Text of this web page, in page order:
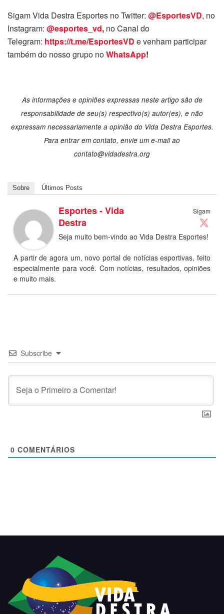
Sigam Vida Destra Esportes no Twitter: @EsportesVD, no
Instagram: @esportes_vd, no Canal do
Telegram: https://t.me/EsportesVD e venham participar
também do nosso grupo noWhatsApp!
As informações e opiniões expressas neste artigo são de
responsabilidade de seu(s) respectivo(s) autor(es), e não
expressam necessariamente a opinião do Vida Destra Esportes.
Para entrar em contato, envie um e-mail ao
contato@vidadestra.org
Sobre Últimos Posts
Sigam
Esportes - Vida
Destra
Seja muito bem-vindo ao Vida Destra Esportes!
A partir de agora um, novo portal de notícias esportivas, feito
especialmente para você. Com notícias, resultados, opiniões
e muito mais.
Subscribe
0 COMENTÁRIOS